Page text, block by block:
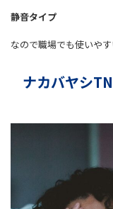
静音タイプ
なので職場でも使いやす
ナカバヤシ